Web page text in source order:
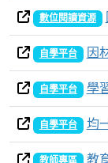
數位閱讀資源
自學平台 因
自學平台 學
自學平台 均
教